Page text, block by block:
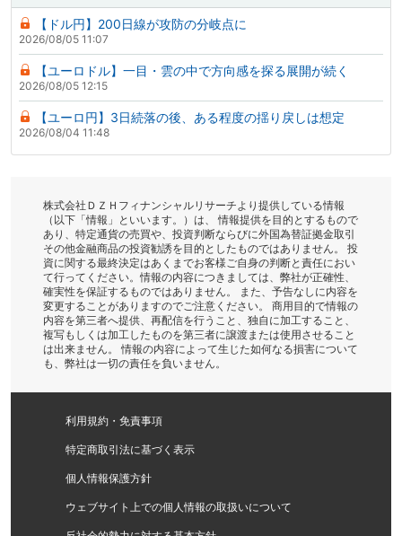
【ドル円】200日線が攻防の分岐点に
2026/08/05 11:07
【ユーロドル】一目・雲の中で方向感を探る展開が続く
2026/08/05 12:15
【ユーロ円】3日続落の後、ある程度の揺り戻しは想定
2026/08/04 11:48
株式会社ＤＺＨフィナンシャルリサーチより提供している情報
（以下「情報」といいます。）は、 情報提供を目的とするもので
あり、特定通貨の売買や、投資判断ならびに外国為替証拠金取引
その他金融商品の投資勧誘を目的としたものではありません。 投
資に関する最終決定はあくまでお客様ご自身の判断と責任におい
て行ってください。情報の内容につきましては、弊社が正確性、
確実性を保証するものではありません。 また、予告なしに内容を
変更することがありますのでご注意ください。 商用目的で情報の
内容を第三者へ提供、再配信を行うこと、独自に加工すること、
複写もしくは加工したものを第三者に譲渡または使用させること
は出来ません。 情報の内容によって生じた如何なる損害について
も、弊社は一切の責任を負いません。
利用規約・免責事項
特定商取引法に基づく表示
個人情報保護方針
ウェブサイト上での個人情報の取扱いについて